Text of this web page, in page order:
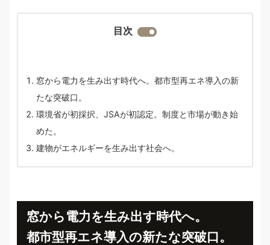
目次
窓から電力を生み出す時代へ。都市型再エネ導入の新
たな突破口。
環境省が初採択、JSAが初認定。制度と市場が動き始
めた。
建物がエネルギーを生み出す社会へ。
窓から電力を生み出す時代へ。
都市型再エネ導入の新たな突破口。